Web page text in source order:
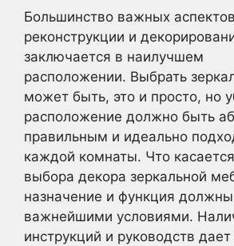
Большинство важных аспектов
реконструкции и
заключается в наилучшем
расположении. Выбрать
может быть, это и просто, но
расположение должно быть
правильным и идеально
каждой комнаты. Что
выбора декора зеркальной
назначение и функция
важнейшими условиями.
инструкций и руководств